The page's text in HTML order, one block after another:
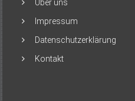
Über uns
Impressum
Datenschutzerklärung
Kontakt